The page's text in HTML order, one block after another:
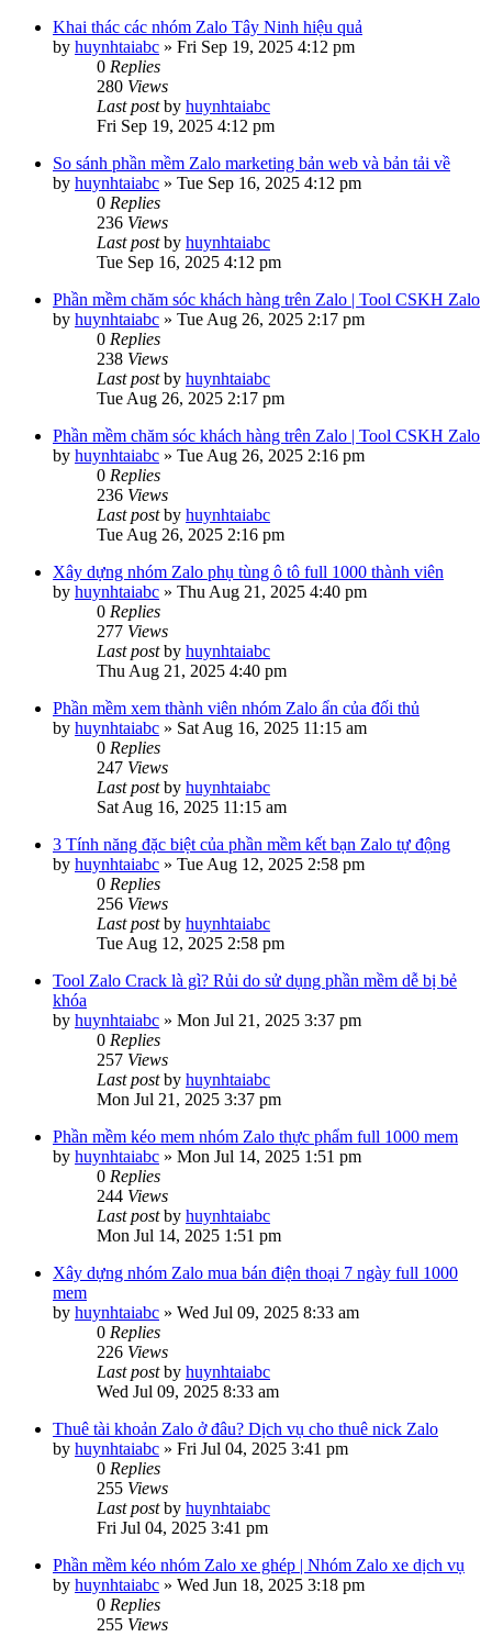
Khai thác các nhóm Zalo Tây Ninh hiệu quả
by huynhtaiabc » Fri Sep 19, 2025 4:12 pm
0 Replies
280 Views
Last postby huynhtaiabc
Fri Sep 19, 2025 4:12 pm
So sánh phần mềm Zalo marketing bản web và bản tải về
by huynhtaiabc » Tue Sep 16, 2025 4:12 pm
0 Replies
236 Views
Last postby huynhtaiabc
Tue Sep 16, 2025 4:12 pm
Phần mềm chăm sóc khách hàng trên Zalo | Tool CSKH Zalo
by huynhtaiabc » Tue Aug 26, 2025 2:17 pm
0 Replies
238 Views
Last postby huynhtaiabc
Tue Aug 26, 2025 2:17 pm
Phần mềm chăm sóc khách hàng trên Zalo | Tool CSKH Zalo
by huynhtaiabc » Tue Aug 26, 2025 2:16 pm
0 Replies
236 Views
Last postby huynhtaiabc
Tue Aug 26, 2025 2:16 pm
Xây dựng nhóm Zalo phụ tùng ô tô full 1000 thành viên
by huynhtaiabc » Thu Aug 21, 2025 4:40 pm
0 Replies
277 Views
Last postby huynhtaiabc
Thu Aug 21, 2025 4:40 pm
Phần mềm xem thành viên nhóm Zalo ẩn của đối thủ
by huynhtaiabc » Sat Aug 16, 2025 11:15 am
0 Replies
247 Views
Last postby huynhtaiabc
Sat Aug 16, 2025 11:15 am
3 Tính năng đặc biệt của phần mềm kết bạn Zalo tự động
by huynhtaiabc » Tue Aug 12, 2025 2:58 pm
0 Replies
256 Views
Last postby huynhtaiabc
Tue Aug 12, 2025 2:58 pm
Tool Zalo Crack là gì? Rủi do sử dụng phần mềm dễ bị bẻ
khóa
by huynhtaiabc » Mon Jul 21, 2025 3:37 pm
0 Replies
257 Views
Last postby huynhtaiabc
Mon Jul 21, 2025 3:37 pm
Phần mềm kéo mem nhóm Zalo thực phẩm full 1000 mem
by huynhtaiabc » Mon Jul 14, 2025 1:51 pm
0 Replies
244 Views
Last postby huynhtaiabc
Mon Jul 14, 2025 1:51 pm
Xây dựng nhóm Zalo mua bán điện thoại 7 ngày full 1000
mem
by huynhtaiabc » Wed Jul 09, 2025 8:33 am
0 Replies
226 Views
Last postby huynhtaiabc
Wed Jul 09, 2025 8:33 am
Thuê tài khoản Zalo ở đâu? Dịch vụ cho thuê nick Zalo
by huynhtaiabc » Fri Jul 04, 2025 3:41 pm
0 Replies
255 Views
Last postby huynhtaiabc
Fri Jul 04, 2025 3:41 pm
Phần mềm kéo nhóm Zalo xe ghép | Nhóm Zalo xe dịch vụ
by huynhtaiabc » Wed Jun 18, 2025 3:18 pm
0 Replies
255 Views